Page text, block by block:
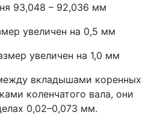
93,048 – 92,036 мм
увеличен на 0,5 мм
увеличен на 1,0 мм
вкладышами коренных
коленчатого вала, они
0,02–0,073 мм.